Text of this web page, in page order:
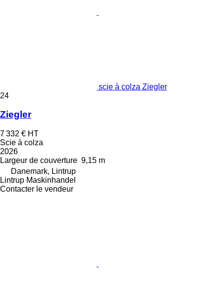
scie à colza Ziegler
24
Ziegler
7 332 € HT
Scie à colza
2026
Largeur de couverture 9,15 m
Danemark, Lintrup
Lintrup Maskinhandel
Contacter le vendeur